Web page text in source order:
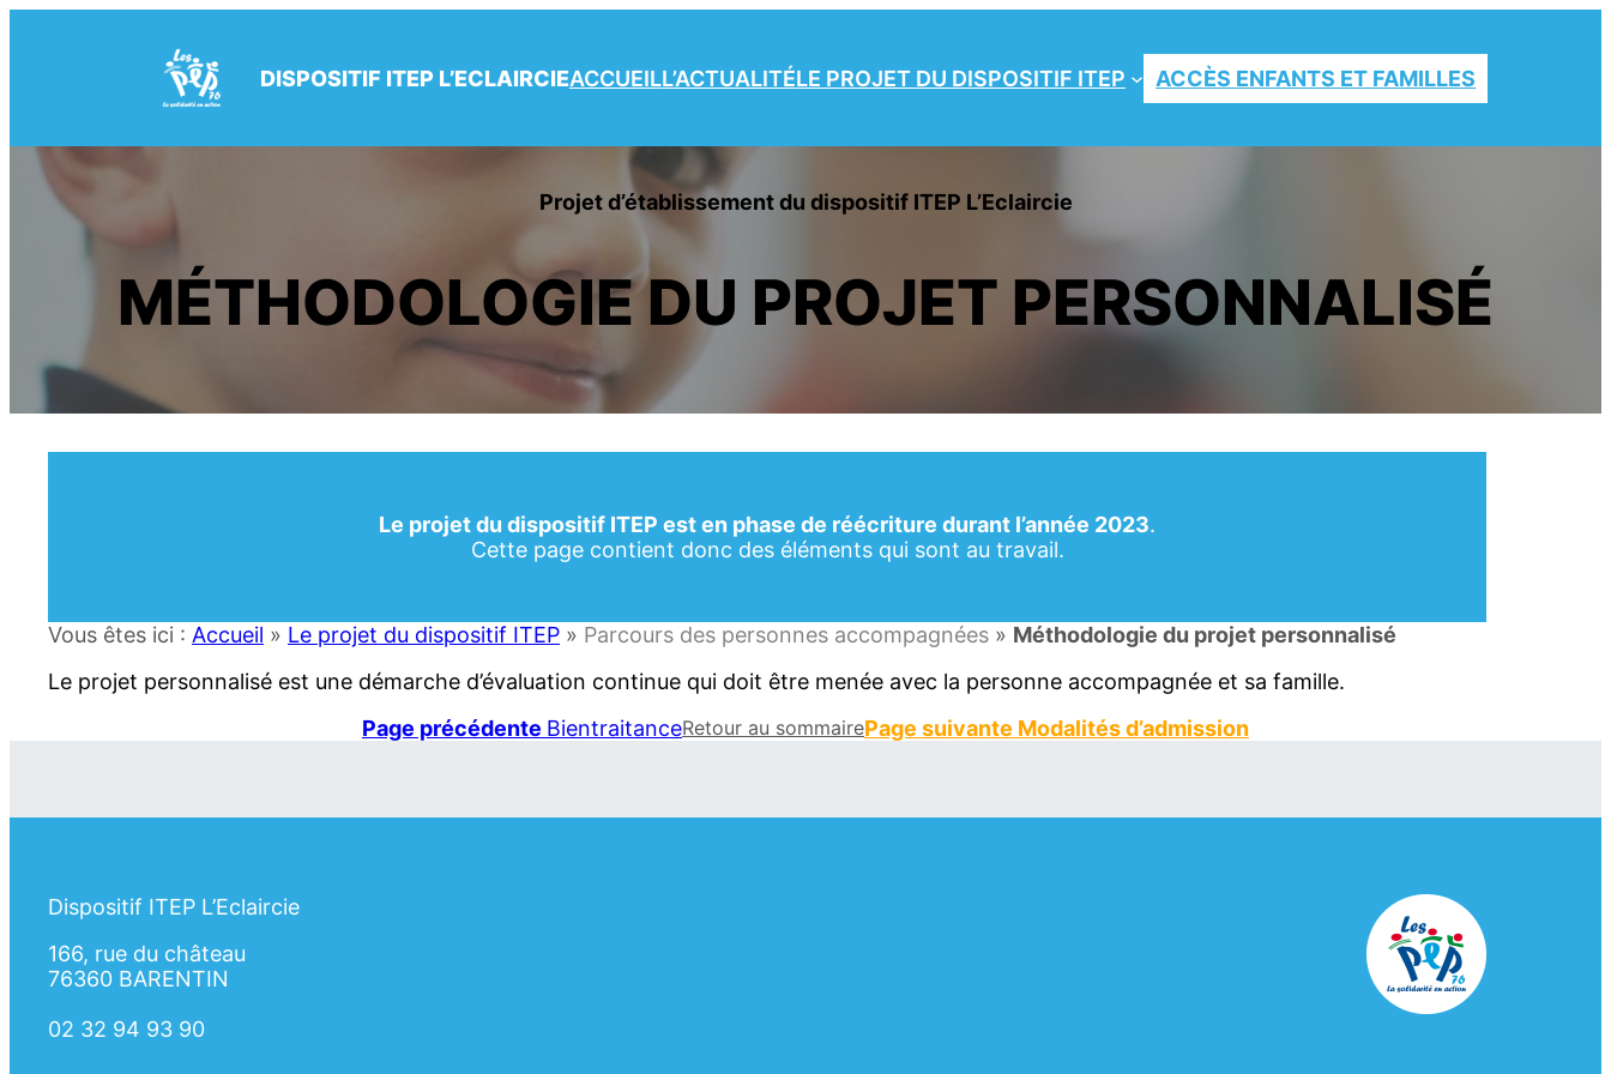
DISPOSITIF ITEP L’ECLAIRCIEACCUEILL’ACTUALITÉLE PROJET DU DISPOSITIF ITEP ACCÈS ENFANTS ET FAMILLES
Projet d’établissement du dispositif ITEP L’Eclaircie
MÉTHODOLOGIE DU PROJET PERSONNALISÉ
Le projet du dispositif ITEP est en phase de réécriture durant l’année 2023.
Cette page contient donc des éléments qui sont au travail.
Vous êtes ici : Accueil » Le projet du dispositif ITEP » Parcours des personnes accompagnées » Méthodologie du projet personnalisé
Le projet personnalisé est une démarche d’évaluation continue qui doit être menée avec la personne accompagnée et sa famille.
Page précédente BientraitanceRetour au sommairePage suivante Modalités d’admission
Dispositif ITEP L’Eclaircie
166, rue du château
76360 BARENTIN
02 32 94 93 90